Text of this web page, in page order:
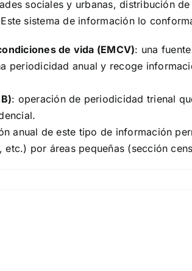
sociales y urbanas, distribución
Este sistema de información lo
de vida (EMCV): una
periodicidad anual y recoge
: operación de periodicidad trienal
anual de este tipo de información
por áreas pequeñas (sección